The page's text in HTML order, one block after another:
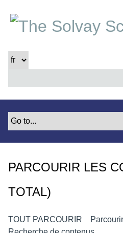
t
PARCOURIR LES
TOTAL)
TOUT PARCOURIR